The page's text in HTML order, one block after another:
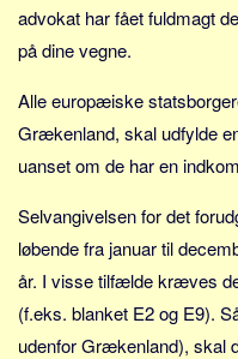
Nøgleord
Job
Virksomhed
Investering
Pension og opsparing
Forbrug
Social sikring og sundhed
Transport
advokat har fået fuldmagt
på dine vegne.
Alle europæiske
Grækenland, skal udfylde
uanset om de har en
Selvangivelsen for det
løbende fra januar til
år. I visse tilfælde kræves
(f.eks. blanket E2 og E9).
udenfor Grækenland), skal